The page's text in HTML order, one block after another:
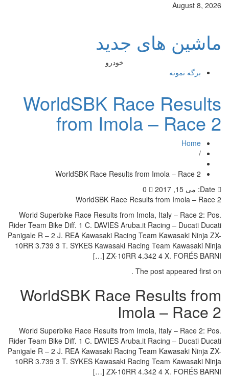
August 8, 2026
ماشین های جدید
خودرو
برگه نمونه
WorldSBK Race Results
from Imola – Race 2
Home
/
WorldSBK Race Results from Imola – Race 2
Date: می 15, 2017
0
WorldSBK Race Results from Imola – Race 2
World Superbike Race Results from Imola, Italy – Race 2: Pos.
Rider Team Bike Diff. 1 C. DAVIES Aruba.it Racing – Ducati Ducati
Panigale R – 2 J. REA Kawasaki Racing Team Kawasaki Ninja ZX-
10RR 3.739 3 T. SYKES Kawasaki Racing Team Kawasaki Ninja
ZX-10RR 4.342 4 X. FORÉS BARNI […]
The post appeared first on .
WorldSBK Race Results from
Imola – Race 2
World Superbike Race Results from Imola, Italy – Race 2: Pos.
Rider Team Bike Diff. 1 C. DAVIES Aruba.it Racing – Ducati Ducati
Panigale R – 2 J. REA Kawasaki Racing Team Kawasaki Ninja ZX-
10RR 3.739 3 T. SYKES Kawasaki Racing Team Kawasaki Ninja
ZX-10RR 4.342 4 X. FORÉS BARNI […]